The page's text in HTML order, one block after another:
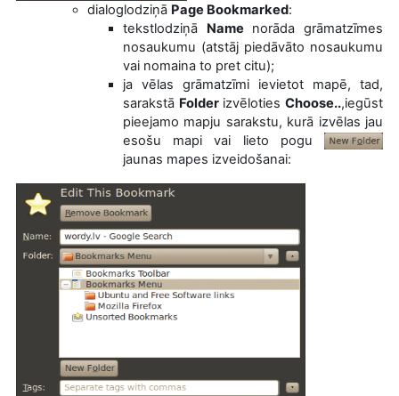
dialoglodziņā Page Bookmarked:
tekstlodziņā Namenorāda grāmatzīmes
nosaukumu (atstāj piedāvāto nosaukumu
vai nomaina to pret citu);
ja vēlas grāmatzīmi ievietot mapē, tad,
sarakstā FolderizvēlotiesChoose..,iegūst
pieejamo mapju sarakstu, kurā izvēlas jau
esošu mapi vai lieto pogu
jaunas mapes izveidošanai: